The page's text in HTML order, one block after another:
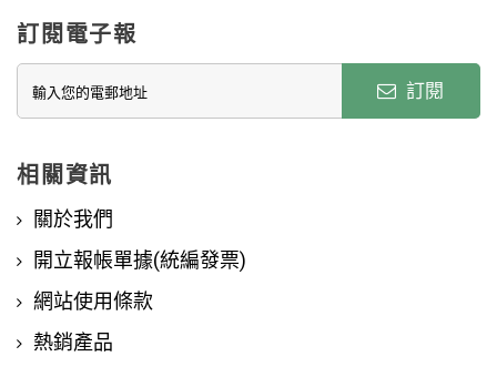
訂閱電子報
訂閱
相關資訊
關於我們
開立報帳單據(統編發票)
網站使用條款
熱銷產品